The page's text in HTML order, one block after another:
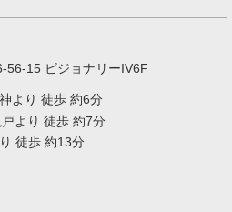
56-15 ビジョナリーIV6F
より 徒歩 約6分
より 徒歩 約7分
徒歩 約13分